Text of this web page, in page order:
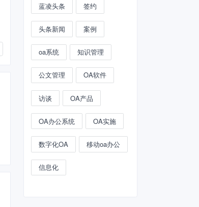
蓝凌头条 签约
头条新闻 案例
oa系统 知识管理
公文管理 OA软件
访谈 OA产品
OA办公系统 OA实施
数字化OA 移动oa办公
信息化